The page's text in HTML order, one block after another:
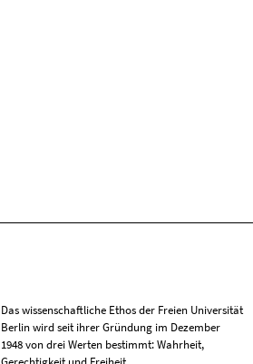
Das wissenschaftliche Ethos der Freien Universität
Berlin wird seit ihrer Gründung im Dezember
1948 von drei Werten bestimmt: Wahrheit,